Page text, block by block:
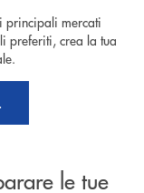
principali mercati
preferiti, crea la tua
le tue